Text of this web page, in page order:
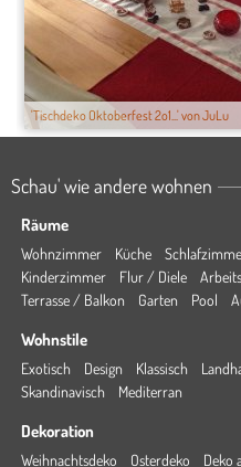
'Tischdeko Oktoberfest 2o1...' von JuLu
Schau' wie andere wohnen
Räume
Wohnzimmer Küche
Kinderzimmer
Flur / Diele
Terrasse / Balkon
Garten Pool
Wohnstile
Exotisch Design Klassisch
Skandinavisch
Mediterran
Dekoration
Weihnachtsdeko Osterdeko Deko